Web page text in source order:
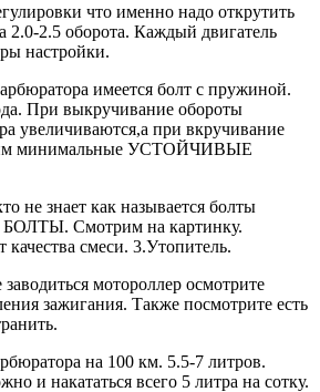
что именно надо открутить
2.0-2.5 оборота. Каждый двигатель
настройки.
имеется болт с пружиной.
При выкручивание обороты
увеличиваются,а при вкручивание
минимальные УСТОЙЧИВЫЕ
не знает как называется болты
Смотрим на картинку.
качества смеси. 3.Утопитель.
мотороллер осмотрите
зажигания. Также посмотрите есть
на 100 км. 5.5-7 литров.
и накататься всего 5 литра на сотку.